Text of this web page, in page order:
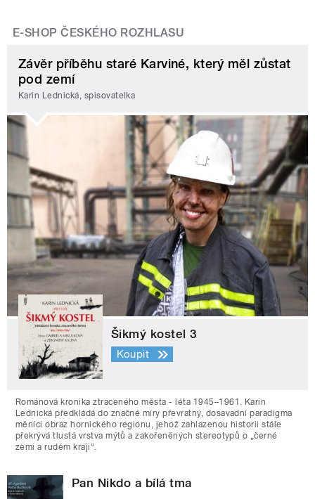
E-SHOP ČESKÉHO ROZHLASU
Závěr příběhu staré Karviné, který měl zůstat
pod zemí
Karin Lednická, spisovatelka
Šikmý kostel 3
Koupit
Románová kronika ztraceného města - léta 1945–1961. Karin
Lednická předkládá do značné míry převratný, dosavadní paradigma
měnící obraz hornického regionu, jehož zahlazenou historii stále
překrývá tlustá vrstva mýtů a zakořeněných stereotypů o „černé
zemi a rudém kraji“.
Pan Nikdo a bílá tma